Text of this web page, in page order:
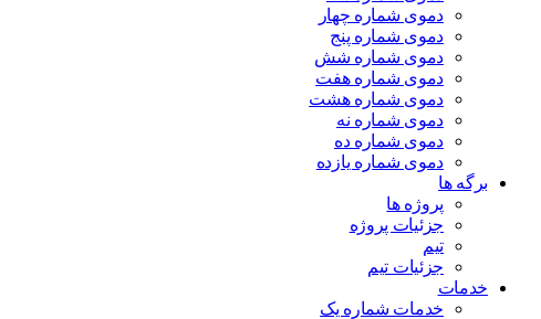
دموی شماره چهار
دموی شماره پنج
دموی شماره شش
دموی شماره هفت
دموی شماره هشت
دموی شماره نه
دموی شماره ده
دموی شماره یازده
برگه ها
پروژه ها
جزئیات پروژه
تیم
جزئیات تیم
خدمات
خدمات شماره یک